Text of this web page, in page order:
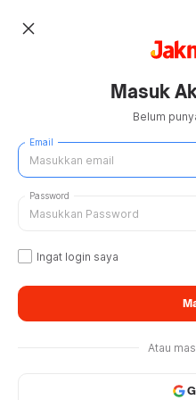
close
Masuk
Belum
Email
Password
Ingat login saya
Atau